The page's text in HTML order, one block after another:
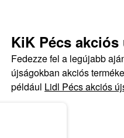
KiK Pécs
Fedezze fel a legújabb
újságokban akciós
például Lidl Pécs akciós